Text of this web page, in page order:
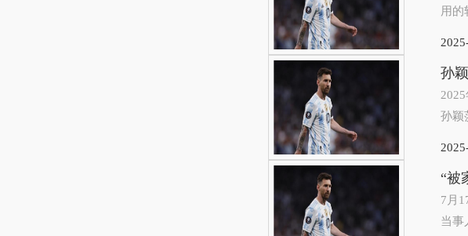
用的
孙
孙颖
“被
7月
当事